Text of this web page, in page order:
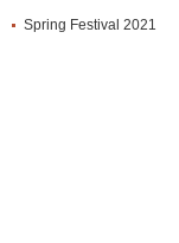
Spring Festival 2021